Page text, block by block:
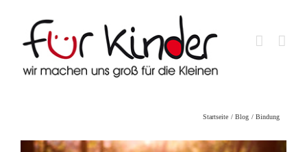
content
Startseite Blog Bindung